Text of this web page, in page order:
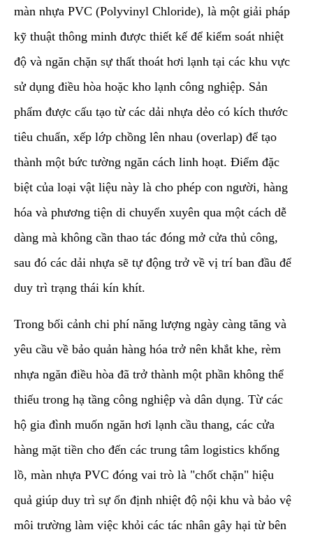
màn nhựa PVC (Polyvinyl Chloride), là một giải pháp
kỹ thuật thông minh được thiết kế để kiểm soát nhiệt
độ và ngăn chặn sự thất thoát hơi lạnh tại các khu vực
sử dụng điều hòa hoặc kho lạnh công nghiệp. Sản
phẩm được cấu tạo từ các dải nhựa dẻo có kích thước
tiêu chuẩn, xếp lớp chồng lên nhau (overlap) để tạo
thành một bức tường ngăn cách linh hoạt. Điểm đặc
biệt của loại vật liệu này là cho phép con người, hàng
hóa và phương tiện di chuyển xuyên qua một cách dễ
dàng mà không cần thao tác đóng mở cửa thủ công,
sau đó các dải nhựa sẽ tự động trở về vị trí ban đầu để
duy trì trạng thái kín khít.
​Trong bối cảnh chi phí năng lượng ngày càng tăng và
yêu cầu về bảo quản hàng hóa trở nên khắt khe, rèm
nhựa ngăn điều hòa đã trở thành một phần không thể
thiếu trong hạ tầng công nghiệp và dân dụng. Từ các
hộ gia đình muốn ngăn hơi lạnh cầu thang, các cửa
hàng mặt tiền cho đến các trung tâm logistics khổng
lồ, màn nhựa PVC đóng vai trò là "chốt chặn" hiệu
quả giúp duy trì sự ổn định nhiệt độ nội khu và bảo vệ
môi trường làm việc khỏi các tác nhân gây hại từ bên